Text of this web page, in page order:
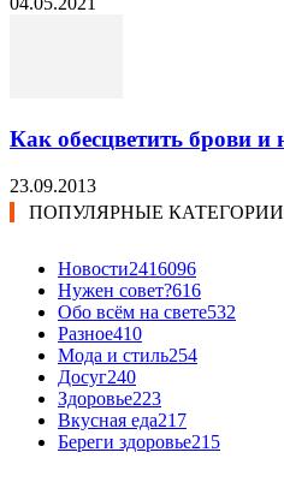
Как обесцветить брови и
23.09.2013
ПОПУЛЯРНЫЕ КАТЕГОРИИ
Новости2416096
Нужен совет?616
Обо всём на свете532
Разное410
Мода и стиль254
Досуг240
Здоровье223
Вкусная еда217
Береги здоровье215